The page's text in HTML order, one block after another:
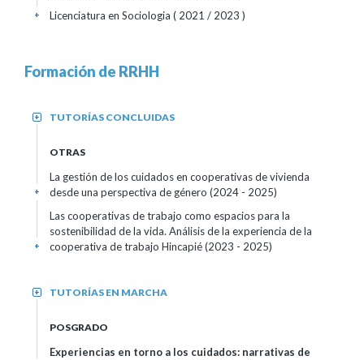
Licenciatura en Sociologia ( 2021 / 2023 )
+
Formación de RRHH
TUTORÍAS CONCLUIDAS
+
OTRAS
La gestión de los cuidados en cooperativas de vivienda
desde una perspectiva de género (2024 - 2025)
+
Las cooperativas de trabajo como espacios para la
sostenibilidad de la vida. Análisis de la experiencia de la
cooperativa de trabajo Hincapié(2023 - 2025)
+
TUTORÍAS EN MARCHA
+
POSGRADO
Experiencias en torno a los cuidados: narrativas de